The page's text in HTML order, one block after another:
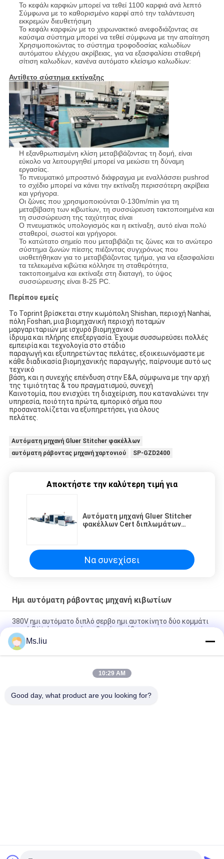
Το κεφάλι καρφιών μπορεί να τεθεί 1100 καρφιά ανά λεπτό
Σύμφωνα με το καθορισμένο καρφί από την ταλάντευση
εκκρεμών διευθετήσιμη
Το κεφάλι καρφιών με το χειρωνακτικό ανεφοδιάζοντας σε
καύσιμα σύστημα μπορεί να τεθεί σύμφωνα με την απαίτηση
Χρησιμοποιώντας το σύστημα τροφοδοσίας καλωδίων
αυτόματου ελέγχου ακρίβειας, για να εξασφαλίσει σταθερή
σίτιση καλωδίων, κανένα αυτόματο κλείσιμο καλωδίων:
Αντίθετο σύστημα εκτίναξης
Η εξανθρωπισμένη κλίση μεταβιβάζοντας τη δομή, είναι
εύκολο να λειτουργηθεί μπορεί να μειώσει τη δύναμη
εργασίας.
Το πνευματικό μπροστινό διάφραγμα με εναλλάσσει pushrod
το σχέδιο μπορεί να κάνει την εκτίναξη περισσότερη ακρίβεια
και γρήγορα.
Οι ζώνες που χρησιμοποιούνται 0-130m/min για τη
μεταβίβαση των κιβωτίων, τη συσσώρευση τακτοποιημένα και
τη συσσώρευση της ταχύτητας είναι
Ο πνευματικός υπολογισμός και η εκτίναξη, αυτό είναι πολύ
σταθεροί, σωστοί και γρήγοροι.
Το κατώτατο σημείο που μεταβιβάζει τις ζώνες και το ανώτερο
σύστημα ζωνών πίεσης πιέζοντας συγχρόνως που
υιοθετήθηκαν για το μεταβιβάζοντας τμήμα, για να εξασφαλίσει
τα τελειωμένα κιβώτια κόλλησε τη σταθερότητα,
τακτοποιημένα και εκτίναξε στη διαταγή, το ύψος
συσσώρευσης είναι 8-25 PC.
Περίπου εμείς
Το Toprint βρίσκεται στην κωμόπολη Shishan, περιοχή Nanhai,
πόλη Foshan, μια βιομηχανική περιοχή ποταμών
μαργαριταριών με ισχυρό βιομηχανικό
ίδρυμα και πλήρης επεξεργασία. Έχουμε συσσωρεύσει πολλές
εμπειρία και τεχνολογία στο στάδιο
παραγωγή και εξυπηρετώντας πελάτες, εξοικειωνόμαστε με
κάθε διαδικασία βιομηχανικής παραγωγής, παίρνουμε αυτό ως
τεχνικό
βάση, και η συνεχής επένδυση στην Ε&Α, σύμφωνα με την αρχή
της τιμιότητας & του πραγματισμού, συνεχή
Καινοτομία, που ενισχύει τη διαχείριση, που καταναλώνει την
υπηρεσία, ποιότητα πρώτα, εμπορικό σήμα που
προσανατολίζεται να εξυπηρετήσει, για όλους
πελάτες.
Αυτόματη μηχανή Gluer Stitcher φακέλλων
αυτόματη ράβοντας μηχανή χαρτονιού
SP-GZD2400
Αποκτήστε την καλύτερη τιμή για
Αυτόματη μηχανή Gluer Stitcher
φακέλλων Cert διπλωμάτων
Να συνεχίσει
Ημι αυτόματη ράβοντας μηχανή κιβωτίων
380V ημι αυτόματο διπλό σερβο ημι αυτοκίνητο δύο κομμάτι
κοινό Stitcher μηχανών κιβωτίων ράβοντας
1400x2600 ημι αυτόματη ράβοντας μηχανή κιβωτίων
χαρτοκιβωτίων κιβωτίων ράβοντας ζαρωμένη μηχανή
15KW αυτόματη μηχανή δύο Gluer Stitcher φακέλλων σε μια
Κιβωτίων
Ms.liu
10:29 AM
Good day, what product are you looking for?